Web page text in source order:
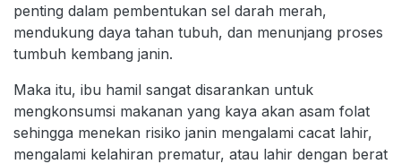
penting dalam pembentukan sel darah merah,
mendukung daya tahan tubuh, dan menunjang proses
tumbuh kembang janin.
Maka itu, ibu hamil sangat disarankan untuk
mengkonsumsi makanan yang kaya akan asam folat
sehingga menekan risiko janin mengalami cacat lahir,
mengalami kelahiran prematur, atau lahir dengan berat